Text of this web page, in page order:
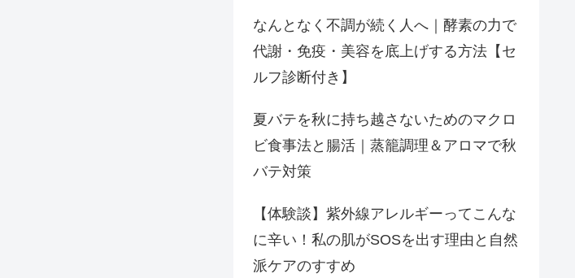
なんとなく不調が続く人へ｜酵素の力で
代謝・免疫・美容を底上げする方法【セ
ルフ診断付き】
夏バテを秋に持ち越さないためのマクロ
ビ食事法と腸活｜蒸籠調理＆アロマで秋
バテ対策
【体験談】紫外線アレルギーってこんな
に辛い！私の肌がSOSを出す理由と自然
派ケアのすすめ